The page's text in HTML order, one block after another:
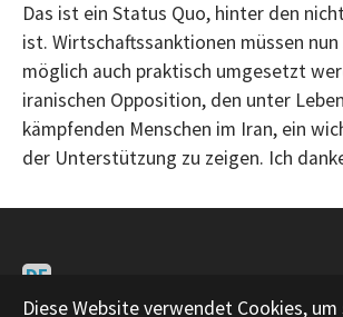
Diese Website verwendet Cookies,
Das ist ein Status Quo, hinter den
ist. Wirtschaftssanktionen müssen
möglich auch praktisch umgesetzt
iranischen Opposition, den unter
kämpfenden Menschen im Iran, ein
der Unterstützung zu zeigen. Ich
DE
EN